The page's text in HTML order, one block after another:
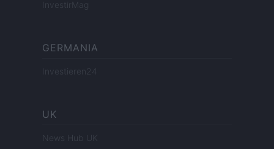
InvestirMag
GERMANIA
Investieren24
UK
News Hub UK